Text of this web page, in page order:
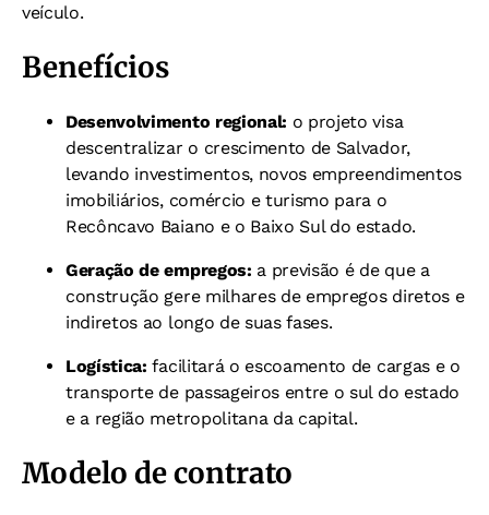
veículo.
Benefícios
Desenvolvimento regional: o projeto visa
descentralizar o crescimento de Salvador,
levando investimentos, novos empreendimentos
imobiliários, comércio e turismo para o
Recôncavo Baiano e o Baixo Sul do estado.
Geração de empregos: a previsão é de que a
construção gere milhares de empregos diretos e
indiretos ao longo de suas fases.
Logística: facilitará o escoamento de cargas e o
transporte de passageiros entre o sul do estado
e a região metropolitana da capital.
Modelo de contrato